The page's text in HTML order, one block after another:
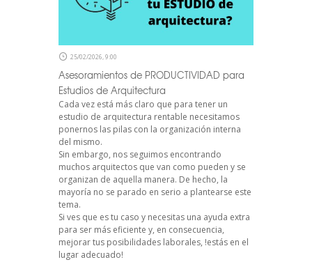
25/02/2026, 9:00
Asesoramientos de PRODUCTIVIDAD para
Estudios de Arquitectura
Cada vez está más claro que para tener un
estudio de arquitectura rentable necesitamos
ponernos las pilas con la organización interna
del mismo.
Sin embargo, nos seguimos encontrando
muchos arquitectos que van como pueden y se
organizan de aquella manera. De hecho, la
mayoría no se parado en serio a plantearse este
tema.
Si ves que es tu caso y necesitas una ayuda extra
para ser más eficiente y, en consecuencia,
mejorar tus posibilidades laborales, !estás en el
lugar adecuado!